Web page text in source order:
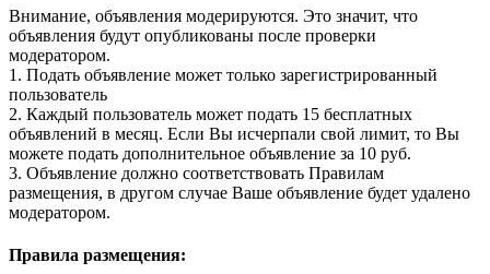
Внимание, объявления модерируются. Это значит, что
объявления будут опубликованы после проверки
модератором.
1. Подать объявление может только зарегистрированный
пользователь
2. Каждый пользователь может подать 15 бесплатных
объявлений в месяц. Если Вы исчерпали свой лимит, то Вы
можете подать дополнительное объявление за 10 руб.
3. Объявление должно соответствовать Правилам
размещения, в другом случае Ваше объявление будет удалено
модератором.
Правила размещения: